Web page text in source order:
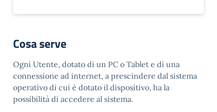
Cosa serve
Ogni Utente, dotato di un PC o Tablet e di una
connessione ad internet, a prescindere dal sistema
operativo di cui è dotato il dispositivo, ha la
possibilità di accedere al sistema.